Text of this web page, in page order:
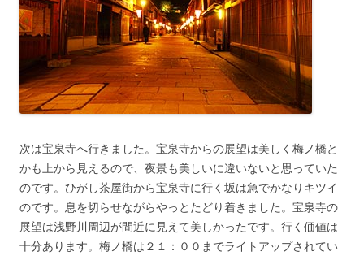
次は宝泉寺へ行きました。宝泉寺からの展望は美しく梅ノ橋と
かも上から見えるので、夜景も美しいに違いないと思っていた
のです。ひがし茶屋街から宝泉寺に行く坂は急でかなりキツイ
のです。息を切らせながらやっとたどり着きました。宝泉寺の
展望は浅野川周辺が間近に見えて美しかったです。行く価値は
十分あります。梅ノ橋は２１：００までライトアップされてい